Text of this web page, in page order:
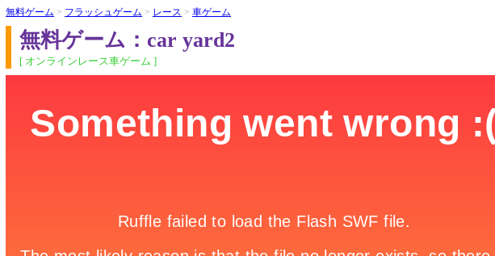
無料ゲーム > フラッシュゲーム > レース > 車ゲーム
無料ゲーム：car yard2
[ オンラインレース車ゲーム ]